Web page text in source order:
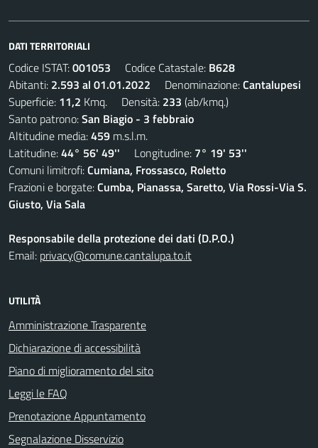
DATI TERRITORIALI
Codice ISTAT:001053 Codice Catastale: B628
Abitanti: 2.593 al 01.01.2022 Denominazione:Cantalupesi
Superficie: 11,2 Kmq. Densità: 233 (ab/kmq.)
Santo patrono:San Biagio - 3 febbraio
Altitudine media:459 m.s.l.m.
Latitudine:44° 56' 49'' Longitudine: 7° 19' 53''
Comuni limitrofi:Cumiana, Frossasco, Roletto
Frazioni e borgate:Cumba, Pianassa, Saretto, Via Rossi-Via S.
Giusto, Via Sala
Responsabile della protezione dei dati (D.P.O.)
Email: privacy@comune.cantalupa.to.it
UTILITÀ
Amministrazione Trasparente
Dichiarazione di accessibilità
Piano di miglioramento del sito
Leggi le FAQ
Prenotazione Appuntamento
Segnalazione Disservizio